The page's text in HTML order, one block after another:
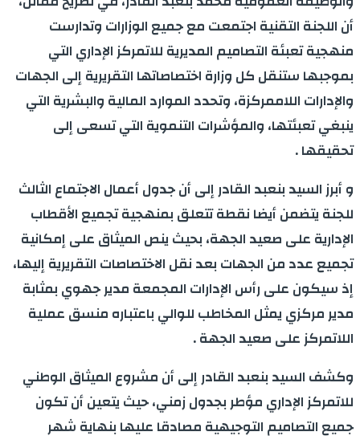
أن اللجنة التقنية اجتمعت مع جميع الوزارات وتدارست
منهجية تعبئة التصاميم المديرية للاتمركز الإداري التي
بموجبها ستنقل كل وزارة اختصاصاتها التقريرية إلى الجهات
والإدارات اللاممركزة، وتحدد الموارد المالية والبشرية التي
ينبغي تعبئتها، والمؤشرات التنموية التي تسعى إلى
تحقيقها .
و أبرز السيد بنعبد القادر إلى أن جدول أعمال الاجتماع الثالث
للجنة يتضمن أيضا نقطة تتعلق بمنهجية تجميع الأقطاب
الإدارية على صعيد الجهة، بحيث ينص الميثاق على إمكانية
تجميع عدد من الجهات بعد نقل الاختصاصات التقريرية إليها،
إذ سيكون على رأس الإدارات المجمعة مدير جهوي بمثابة
مدير مركزي يمثل المخاطب للوالي باعتباره منسق عملية
اللاتمركز على صعيد الجهة .
وكشف السيد بنعبد القادر إلى أن مشروع الميثاق الوطني
للاتمركز الإداري مؤطر بجدول زمني، حيث يتعين أن تكون
جميع التصاميم التوجيهية مصادقا عليها بنهاية شهر